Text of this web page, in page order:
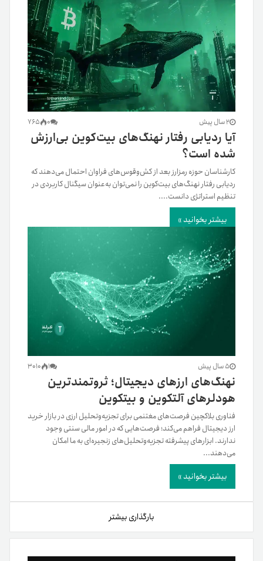
2 سال پیش 0
765
آیا ردیابی رفتار نهنگ‌های بیت‌کوین بی‌ارزش
شده‌ است؟
کارشناسان حوزه رمزارز بعد از کش‌وقوس‌های فراوان احتمال می‌دهند که
ردیابی رفتار نهنگ‌های بیت‌کوین را نمی‌توان به‌عنوان سیگنال کاربردی در
تنظیم استراتژی دانست....
بیشتر بخوانید »
5 سال پیش 1
3010
نهنگ‌‌های ارزهای دیجیتال؛ ثروتمندترین
هودلرهای آلتکوین و بیتکوین
فناوری بلاکچین فرصت‌های مغتنمی برای تجزیه‌و‌تحلیل ارزی در بازار خرید
ارز دیجیتال فراهم می‌کند؛ فرصت‌هایی که در امور مالی سنتی وجود
ندارند. ابزارهای پیشرفته تجزیه‌و‌تحلیل‌های زنجیره‌ای به ما امکان
می‌دهند...
بیشتر بخوانید »
بارگذاری بیشتر